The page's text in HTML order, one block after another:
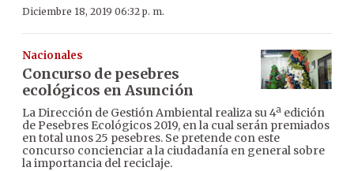
Diciembre 18, 2019 06:32 p. m.
Nacionales
Concurso de pesebres
ecológicos en Asunción
La Dirección de Gestión Ambiental realiza su 4ª edición
de Pesebres Ecológicos 2019, en la cual serán premiados
en total unos 25 pesebres. Se pretende con este
concurso concienciar a la ciudadanía en general sobre
la importancia del reciclaje.